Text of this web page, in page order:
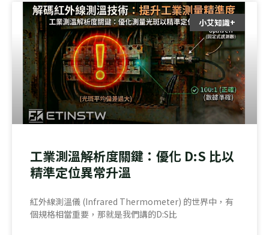
小艾知識+
工業測溫解析度關鍵：優化 D:S 比以
精準定位異常升溫
紅外線測溫儀 (Infrared Thermometer) 的世界中，有
個規格相當重要，那就是我們講的D:S比